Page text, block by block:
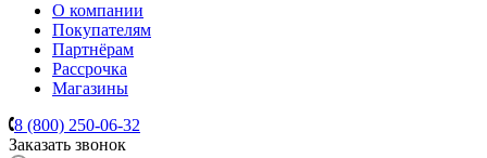
О компании
Покупателям
Партнёрам
Рассрочка
Магазины
8 (800) 250-06-32
Заказать звонок